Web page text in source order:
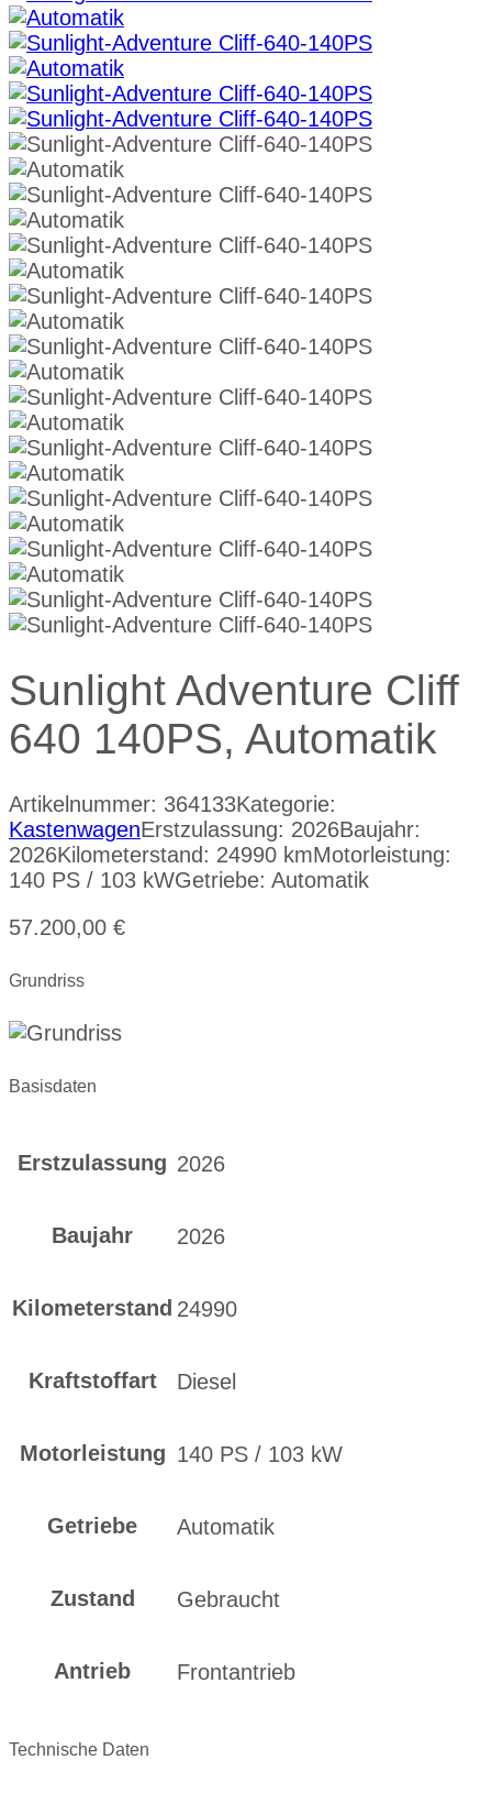
Sunlight Adventure Cliff
640 140PS, Automatik
Artikelnummer: 364133Kategorie:
KastenwagenErstzulassung: 2026Baujahr:
2026Kilometerstand: 24990 kmMotorleistung:
140 PS / 103 kWGetriebe: Automatik
57.200,00 €
Grundriss
Basisdaten
Erstzulassung 2026
Baujahr 2026
Kilometerstand 24990
Kraftstoffart Diesel
Motorleistung 140 PS / 103 kW
Getriebe Automatik
Zustand Gebraucht
Antrieb Frontantrieb
Technische Daten